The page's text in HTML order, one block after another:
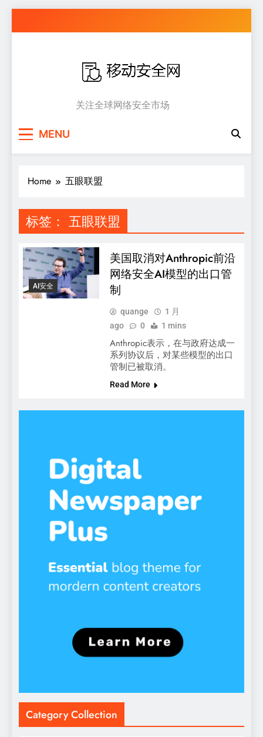
to
移动安全网
关注全球网络安全市场
MENU
Home 五眼联盟
标签： 五眼联盟
AI安全
美国取消对Anthropic前沿
网络安全AI模型的出口管
制
quange
1 月
ago
0 1 mins
Anthropic表示，在与政府达成一
系列协议后，对某些模型的出口
管制已被取消。
Read More
Category Collection